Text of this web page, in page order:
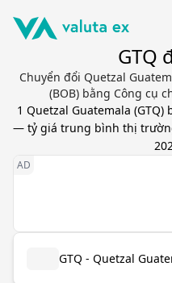
GTQ
Chuyển đổi Quetzal
(BOB) bằng Công cụ
1 Quetzal Guatemala (GTQ)
— tỷ giá trung bình thị
GTQ - Quetzal